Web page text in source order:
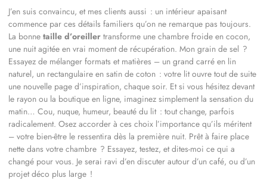
J’en suis convaincu, et mes clients aussi : un intérieur apaisant
commence par ces détails familiers qu’on ne remarque pas toujours.
La bonne taille d’oreiller transforme une chambre froide en cocon,
une nuit agitée en vrai moment de récupération. Mon grain de sel ?
Essayez de mélanger formats et matières – un grand carré en lin
naturel, un rectangulaire en satin de coton : votre lit ouvre tout de suite
une nouvelle page d’inspiration, chaque soir. Et si vous hésitez devant
le rayon ou la boutique en ligne, imaginez simplement la sensation du
matin… Cou, nuque, humeur, beauté du lit : tout change, parfois
radicalement. Osez accorder à ces choix l’importance qu’ils méritent
– votre bien-être le ressentira dès la première nuit. Prêt à faire place
nette dans votre chambre ? Essayez, testez, et dites-moi ce qui a
changé pour vous. Je serai ravi d’en discuter autour d’un café, ou d’un
projet déco plus large !